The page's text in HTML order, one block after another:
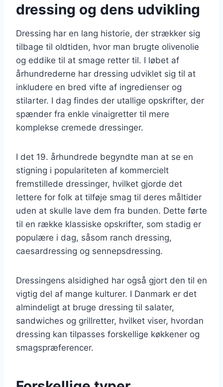
dressing og dens udvikling
Dressing har en lang historie, der strækker sig
tilbage til oldtiden, hvor man brugte olivenolie
og eddike til at smage retter til. I løbet af
århundrederne har dressing udviklet sig til at
inkludere en bred vifte af ingredienser og
stilarter. I dag findes der utallige opskrifter, der
spænder fra enkle vinaigretter til mere
komplekse cremede dressinger.
I det 19. århundrede begyndte man at se en
stigning i populariteten af kommercielt
fremstillede dressinger, hvilket gjorde det
lettere for folk at tilføje smag til deres måltider
uden at skulle lave dem fra bunden. Dette førte
til en række klassiske opskrifter, som stadig er
populære i dag, såsom ranch dressing,
caesardressing og sennepsdressing.
Dressingens alsidighed har også gjort den til en
vigtig del af mange kulturer. I Danmark er det
almindeligt at bruge dressing til salater,
sandwiches og grillretter, hvilket viser, hvordan
dressing kan tilpasses forskellige køkkener og
smagspræferencer.